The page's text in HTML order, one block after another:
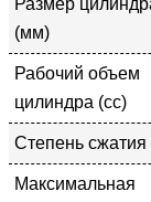
Размер
(мм)
Рабочий объем
цилиндра (cc)
Степень сжатия
Максимальная